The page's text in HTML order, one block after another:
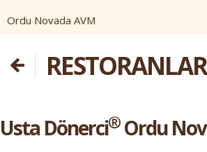
Ordu Novada AVM
RESTORANLAR
Usta Dönerci®Ordu